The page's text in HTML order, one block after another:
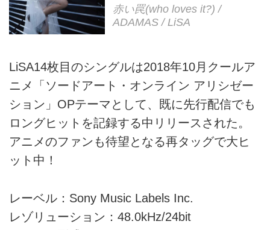
赤い罠(who loves it?) /
ADAMAS / LiSA
LiSA14枚目のシングルは2018年10月クールア
ニメ「ソードアート・オンライン アリシゼー
ション」OPテーマとして、既に先行配信でも
ロングヒットを記録する中リリースされた。
アニメのファンも待望となる再タッグで大ヒ
ット中！
レーベル：Sony Music Labels Inc.
レゾリューション：48.0kHz/24bit